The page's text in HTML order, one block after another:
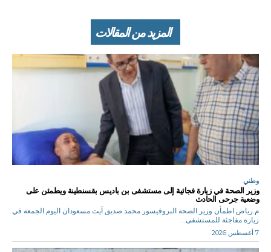
المزيد من المقالات
وطني
وزير الصحة في زيارة فجائية إلى مستشفى بن باديس بقسنطينة ويطمئن على
وضعية جرحى الحادث
م.رياض اطمأن وزير الصحة البروفيسور محمد صديق آيت مسعودان اليوم الجمعة في
زيارة مفاجئة للمستشفى...
7 أغسطس 2026